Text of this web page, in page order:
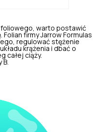
foliowego, warto postawić
firmy Jarrow Formulas
regulować stężenie
krążenia i dbać o
całej ciąży.